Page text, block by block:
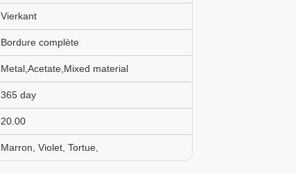
Vierkant
Bordure complète
Metal,Acetate,Mixed material
365 day
20.00
Marron, Violet, Tortue,